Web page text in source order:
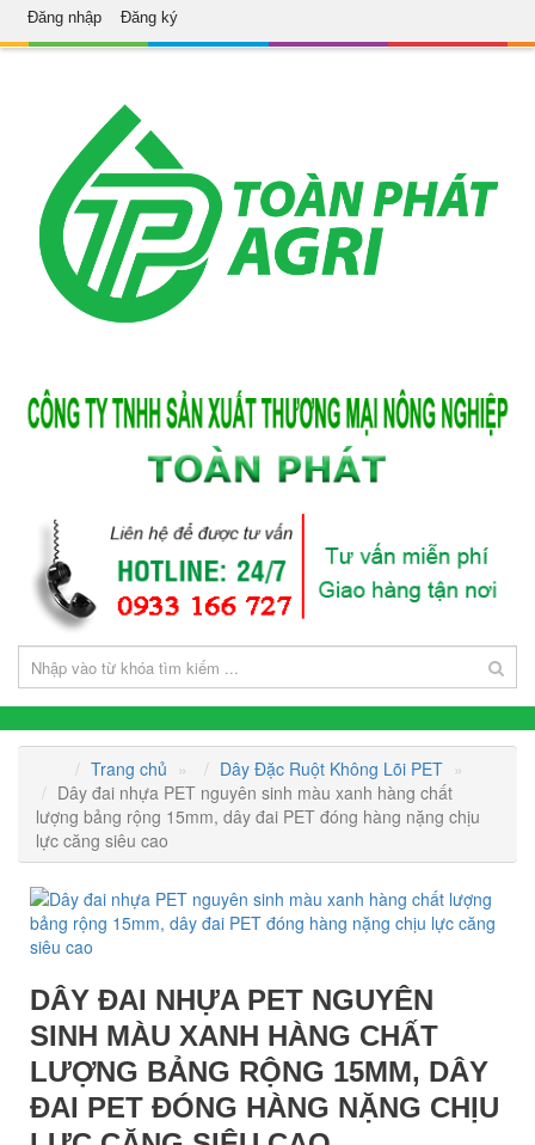
Đăng nhập Đăng ký
Trang chủ » Dây Đặc Ruột Không Lõi PET »
Dây đai nhựa PET nguyên sinh màu xanh hàng chất
lượng bảng rộng 15mm, dây đai PET đóng hàng nặng chịu
lực căng siêu cao
DÂY ĐAI NHỰA PET NGUYÊN
SINH MÀU XANH HÀNG CHẤT
LƯỢNG BẢNG RỘNG 15MM, DÂY
ĐAI PET ĐÓNG HÀNG NẶNG CHỊU